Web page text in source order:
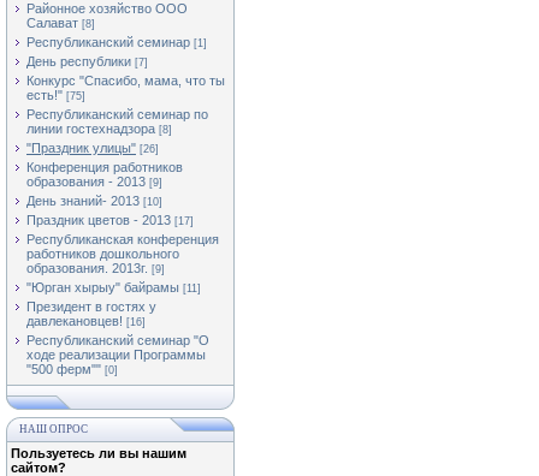
Районное хозяйство ООО
Салават [8]
Республиканский семинар [1]
День республики [7]
Конкурс "Спасибо, мама, что ты
есть!" [75]
Республиканский семинар по
линии гостехнадзора [8]
"Праздник улицы" [26]
Конференция работников
образования - 2013 [9]
День знаний- 2013 [10]
Праздник цветов - 2013 [17]
Республиканская конференция
работников дошкольного
образования. 2013г. [9]
"Юрган хырыу" байрамы [11]
Президент в гостях у
давлекановцев! [16]
Республиканский семинар "О
ходе реализации Программы
"500 ферм"" [0]
НАШ ОПРОС
Пользуетесь ли вы нашим
сайтом?